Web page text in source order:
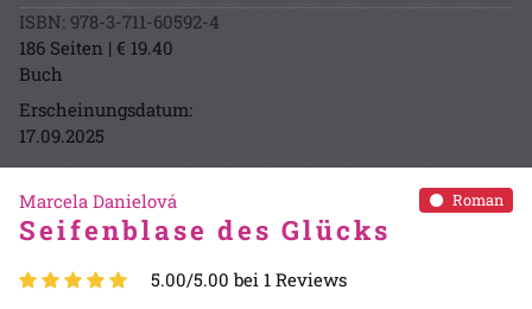
ISBN: 978-3-711-60592-4
186 Seiten | € 19.40
Buch
Erscheinungsdatum:
17.09.2025
Roman
Marcela Danielová
Seifenblase des Glücks
5.00/5.00 bei 1 Reviews